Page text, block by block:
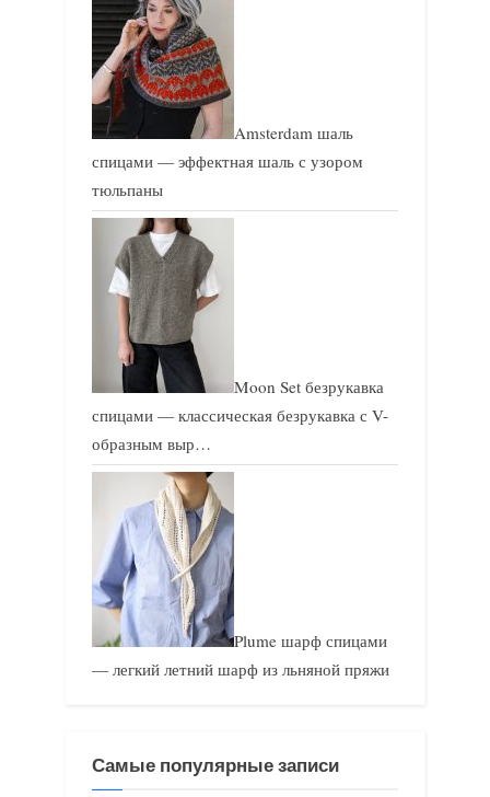
Amsterdam шаль
спицами — эффектная шаль с узором
тюльпаны
Moon Set безрукавка
спицами — классическая безрукавка с V-
образным выр…
Plume шарф спицами
— легкий летний шарф из льняной пряжи
Самые популярные записи